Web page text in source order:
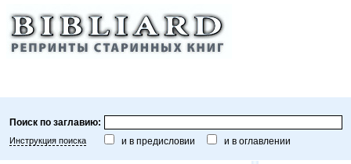
Поиск по заглавию:
Инструкция поиска и в предисловии и в оглавлении